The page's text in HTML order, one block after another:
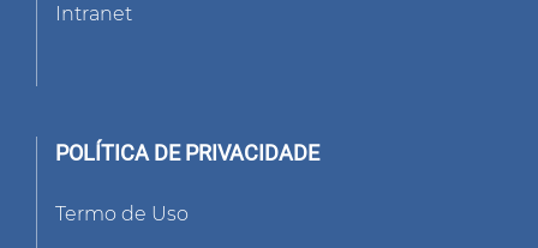
Intranet
POLÍTICA DE PRIVACIDADE
Termo de Uso